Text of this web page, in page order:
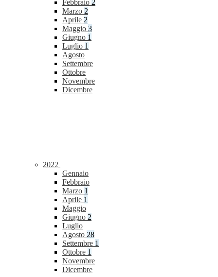
Febbraio 2
Marzo 2
Aprile 2
Maggio 3
Giugno 1
Luglio 1
Agosto
Settembre
Ottobre
Novembre
Dicembre
2022
Gennaio
Febbraio
Marzo 1
Aprile 1
Maggio
Giugno 2
Luglio
Agosto 28
Settembre 1
Ottobre 1
Novembre
Dicembre